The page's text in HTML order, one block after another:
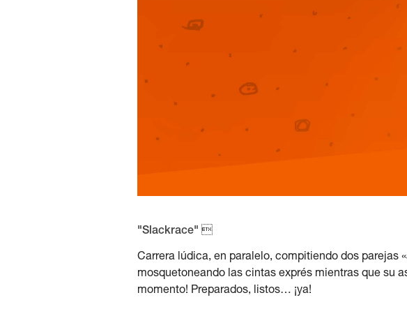
"Slackrace" 
Carrera lúdica, en paralelo, compitiendo dos parejas
mosquetoneando las cintas exprés mientras que su
momento! Preparados, listos… ¡ya!